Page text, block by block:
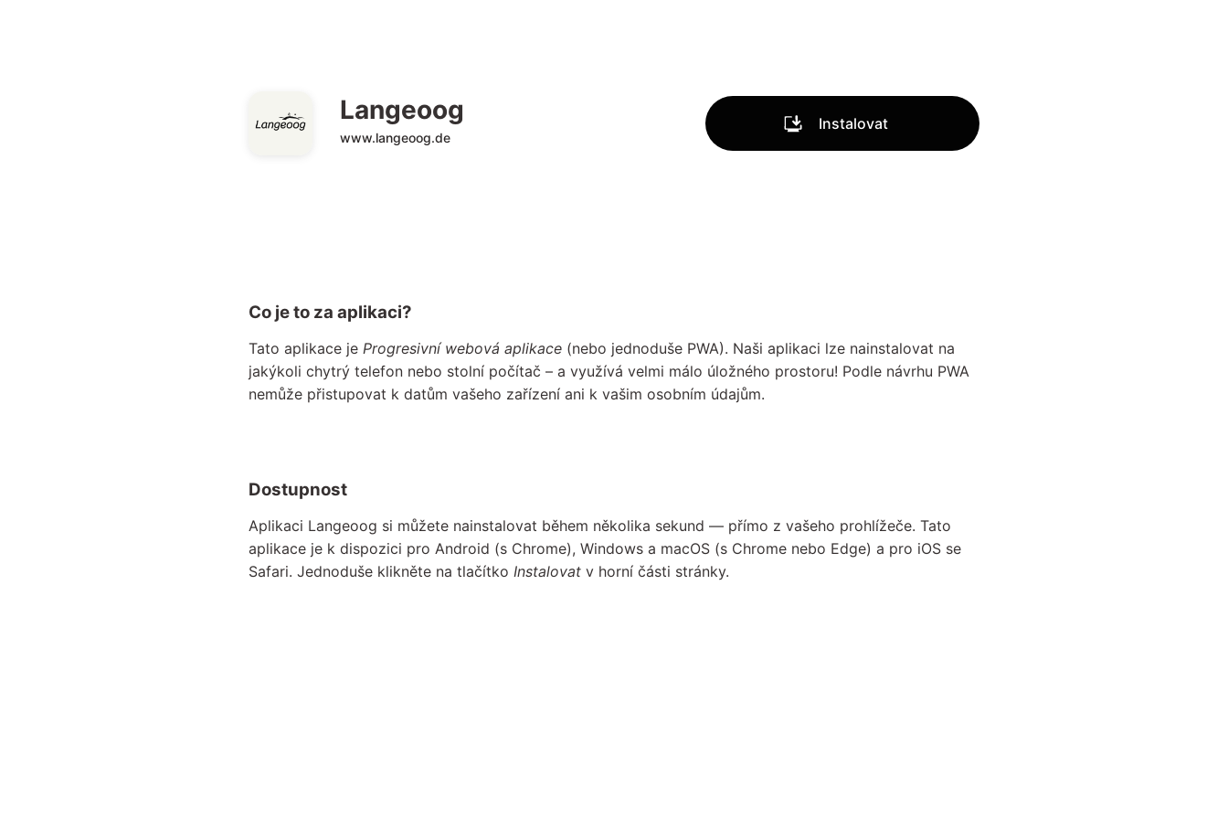
Langeoog
www.langeoog.de
Instalovat
Co je to za aplikaci?
Tato aplikace je Progresivní webová aplikace (nebo jednoduše PWA). Naši aplikaci lze nainstalovat na
jakýkoli chytrý telefon nebo stolní počítač – a využívá velmi málo úložného prostoru! Podle návrhu PWA
nemůže přistupovat k datům vašeho zařízení ani k vašim osobním údajům.
Dostupnost
Aplikaci Langeoog si můžete nainstalovat během několika sekund — přímo z vašeho prohlížeče. Tato
aplikace je k dispozici pro Android (s Chrome), Windows a macOS (s Chrome nebo Edge) a pro iOS se
Safari. Jednoduše klikněte na tlačítko Instalovat v horní části stránky.